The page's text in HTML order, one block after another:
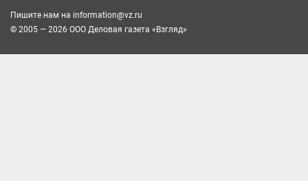
Пишите нам на information@vz.ru
© 2005 — 2026 ООО Деловая газета «Взгляд»